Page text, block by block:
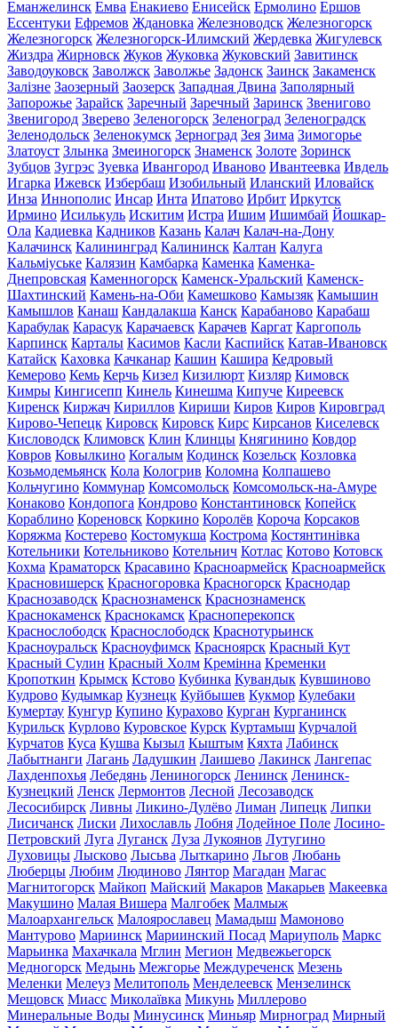
Еманжелинск Емва Енакиево Енисейск Ермолино Ершов
Ессентуки Ефремов Ждановка Железноводск Железногорск
Железногорск Железногорск-Илимский Жердевка Жигулевск
Жиздра Жирновск Жуков Жуковка Жуковский Завитинск
Заводоуковск Заволжск Заволжье Задонск Заинск Закаменск
Залізне Заозерный Заозерск Западная Двина Заполярный
Запорожье Зарайск Заречный Заречный Заринск Звенигово
Звенигород Зверево Зеленогорск Зеленоград Зеленоградск
Зеленодольск Зеленокумск Зерноград Зея Зима Зимогорье
Златоуст Злынка Змеиногорск Знаменск Золоте Зоринск
Зубцов Зугрэс Зуевка Ивангород Иваново Ивантеевка Ивдель
Игарка Ижевск Избербаш Изобильный Иланский Иловайск
Инза Иннополис Инсар Инта Ипатово Ирбит Иркутск
Ирмино Исилькуль Искитим Истра Ишим Ишимбай Йошкар-
Ола Кадиевка Кадников Казань Калач Калач-на-Дону
Калачинск Калининград Калининск Калтан Калуга
Кальміуське Калязин Камбарка Каменка Каменка-
Днепровская Каменногорск Каменск-Уральский Каменск-
Шахтинский Камень-на-Оби Камешково Камызяк Камышин
Камышлов Канаш Кандалакша Канск Карабаново Карабаш
Карабулак Карасук Карачаевск Карачев Каргат Каргополь
Карпинск Карталы Касимов Касли Каспийск Катав-Ивановск
Катайск Каховка Качканар Кашин Кашира Кедровый
Кемерово Кемь Керчь Кизел Кизилюрт Кизляр Кимовск
Кимры Кингисепп Кинель Кинешма Кипуче Киреевск
Киренск Киржач Кириллов Кириши Киров Киров Кировград
Кирово-Чепецк Кировск Кировск Кирс Кирсанов Киселевск
Кисловодск Климовск Клин Клинцы Княгинино Ковдор
Ковров Ковылкино Когалым Кодинск Козельск Козловка
Козьмодемьянск Кола Кологрив Коломна Колпашево
Кольчугино Коммунар Комсомольск Комсомольск-на-Амуре
Конаково Кондопога Кондрово Константиновск Копейск
Кораблино Кореновск Коркино Королёв Короча Корсаков
Коряжма Костерево Костомукша Кострома Костянтинівка
Котельники Котельниково Котельнич Котлас Котово Котовск
Кохма Краматорск Красавино Красноармейск Красноармейск
Красновишерск Красногоровка Красногорск Краснодар
Краснозаводск Краснознаменск Краснознаменск
Краснокаменск Краснокамск Красноперекопск
Краснослободск Краснослободск Краснотурьинск
Красноуральск Красноуфимск Красноярск Красный Кут
Красный Сулин Красный Холм Кремінна Кременки
Кропоткин Крымск Кстово Кубинка Кувандык Кувшиново
Кудрово Кудымкар Кузнецк Куйбышев Кукмор Кулебаки
Кумертау Кунгур Купино Курахово Курган Курганинск
Курильск Курлово Куровское Курск Куртамыш Курчалой
Курчатов Куса Кушва Кызыл Кыштым Кяхта Лабинск
Лабытнанги Лагань Ладушкин Лаишево Лакинск Лангепас
Лахденпохья Лебедянь Лениногорск Ленинск Ленинск-
Кузнецкий Ленск Лермонтов Лесной Лесозаводск
Лесосибирск Ливны Ликино-Дулёво Лиман Липецк Липки
Лисичанск Лиски Лихославль Лобня Лодейное Поле Лосино-
Петровский Луга Луганск Луза Лукоянов Лутугино
Луховицы Лысково Лысьва Лыткарино Льгов Любань
Люберцы Любим Людиново Лянтор Магадан Магас
Магнитогорск Майкоп Майский Макаров Макарьев Макеевка
Макушино Малая Вишера Малгобек Малмыж
Малоархангельск Малоярославец Мамадыш Мамоново
Мантурово Мариинск Мариинский Посад Мариуполь Маркс
Марьинка Махачкала Мглин Мегион Медвежьегорск
Медногорск Медынь Межгорье Междуреченск Мезень
Меленки Мелеуз Мелитополь Менделеевск Мензелинск
Мещовск Миасс Миколаївка Микунь Миллерово
Минеральные Воды Минусинск Миньяр Мирноград Мирный